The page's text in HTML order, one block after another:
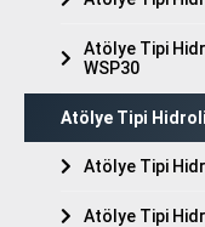
Atölye Tipi
WSP30
Atölye Tipi
Atölye Tipi
Atölye Tipi